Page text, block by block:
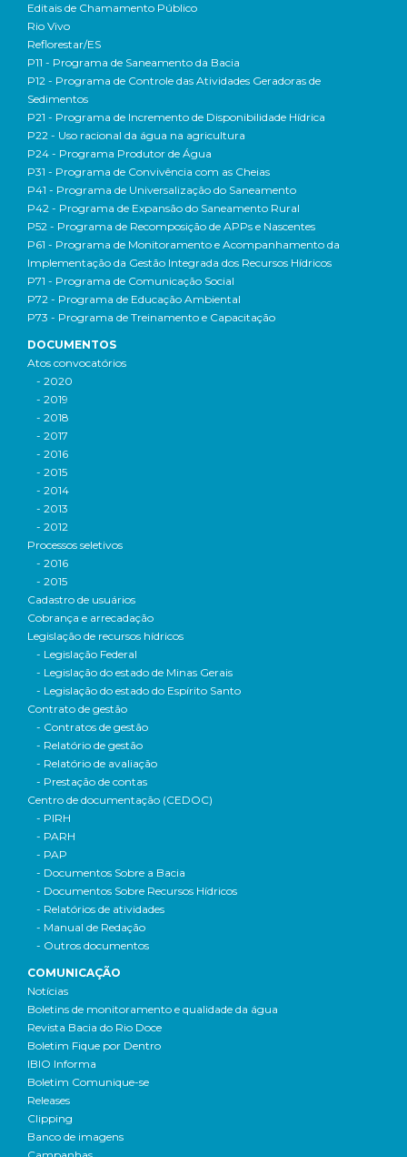
Editais de Chamamento Público
Rio Vivo
Reflorestar/ES
P11 - Programa de Saneamento da Bacia
P12 - Programa de Controle das Atividades Geradoras de
Sedimentos
P21 - Programa de Incremento de Disponibilidade Hídrica
P22 - Uso racional da água na agricultura
P24 - Programa Produtor de Água
P31 - Programa de Convivência com as Cheias
P41 - Programa de Universalização do Saneamento
P42 - Programa de Expansão do Saneamento Rural
P52 - Programa de Recomposição de APPs e Nascentes
P61 - Programa de Monitoramento e Acompanhamento da
Implementação da Gestão Integrada dos Recursos Hídricos
P71 - Programa de Comunicação Social
P72 - Programa de Educação Ambiental
P73 - Programa de Treinamento e Capacitação
DOCUMENTOS
Atos convocatórios
- 2020
- 2019
- 2018
- 2017
- 2016
- 2015
- 2014
- 2013
- 2012
Processos seletivos
- 2016
- 2015
Cadastro de usuários
Cobrança e arrecadação
Legislação de recursos hídricos
- Legislação Federal
- Legislação do estado de Minas Gerais
- Legislação do estado do Espírito Santo
Contrato de gestão
- Contratos de gestão
- Relatório de gestão
- Relatório de avaliação
- Prestação de contas
Centro de documentação (CEDOC)
- PIRH
- PARH
- PAP
- Documentos Sobre a Bacia
- Documentos Sobre Recursos Hídricos
- Relatórios de atividades
- Manual de Redação
- Outros documentos
COMUNICAÇÃO
Notícias
Boletins de monitoramento e qualidade da água
Revista Bacia do Rio Doce
Boletim Fique por Dentro
IBIO Informa
Boletim Comunique-se
Releases
Clipping
Banco de imagens